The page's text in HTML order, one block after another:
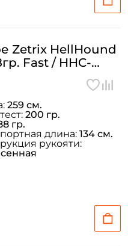
Zetrix HellHound
Fast / HHC-
259 см.
200 гр.
гр.
длина: 134 см.
рукояти: